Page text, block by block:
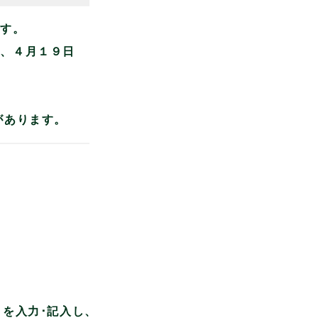
。
４月１９日
ります。
を入力･記入し、